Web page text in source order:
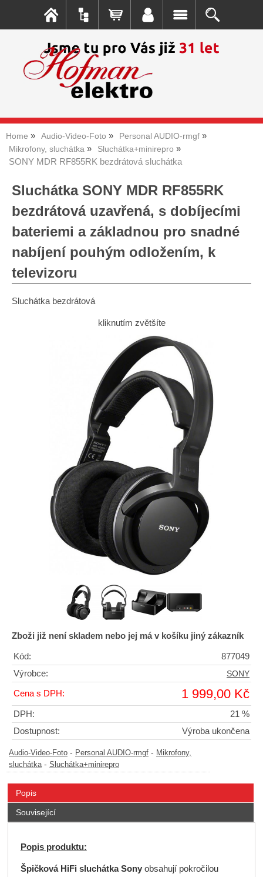
Home Audio-Video-Foto
Personal AUDIO-rmgf
Mikrofony, sluchátka
Sluchátka+minirepro
SONY MDR RF855RK bezdrátová sluchátka
Sluchátka SONY MDR RF855RK
bezdrátová uzavřená, s dobíjecími
bateriemi a základnou pro snadné
nabíjení pouhým odložením, k
televizoru
Sluchátka bezdrátová
kliknutím zvětšíte
Zboži již není skladem nebo jej má v košíku jiný zákazník
Kód:
877049
Výrobce:
SONY
Cena s DPH: 1 999,00 Kč
DPH:
21 %
Dostupnost:
Výroba ukončena
Audio-Video-Foto - Personal AUDIO-rmgf - Mikrofony,
sluchátka- Sluchátka+minirepro
Popis
Související
Popis produktu:
Špičková HiFi sluchátka Sonyobsahují pokročilou